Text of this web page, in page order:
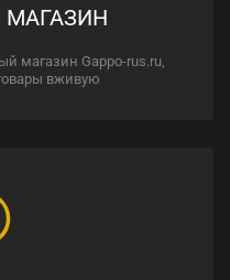
магазин Gappo-rus.ru,
вживую